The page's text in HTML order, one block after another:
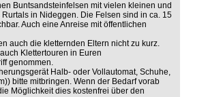
Buntsandsteinfelsen mit vielen kleinen und
in Nideggen. Die Felsen sind in ca. 15
Auch eine Anreise mit öffentlichen
auch die kletternden Eltern nicht zu kurz.
Klettertouren in Euren
genommen.
Halb- oder Vollautomat, Schuhe,
bitte mitbringen. Wenn der Bedarf vorab
Möglichkeit dies kostenfrei über den